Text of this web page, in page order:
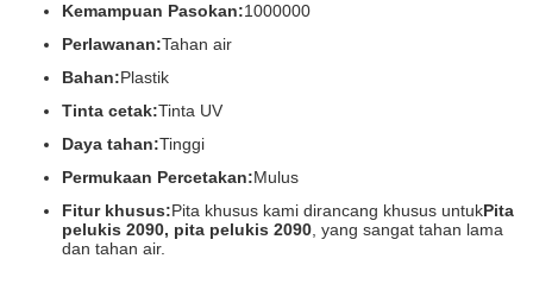
Kemampuan Pasokan:1000000
Perlawanan:Tahan air
Bahan:Plastik
Tinta cetak:Tinta UV
Daya tahan:Tinggi
Permukaan Percetakan:Mulus
Fitur khusus:Pita khusus kami dirancang khusus untukPita
pelukis 2090, pita pelukis 2090 , yang sangat tahan lama
dan tahan air.